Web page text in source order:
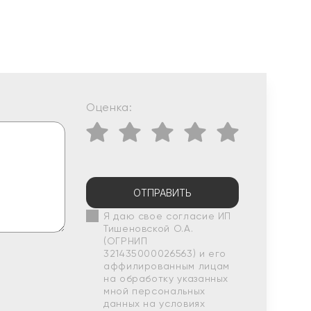
Оценка:
ОТПРАВИТЬ
Я даю свое согласие ИП
Тишеновской О.А.
(ОГРНИП
321435000026563) и его
аффилированным лицам
на обработку указанных
мной персональных
данных на условиях